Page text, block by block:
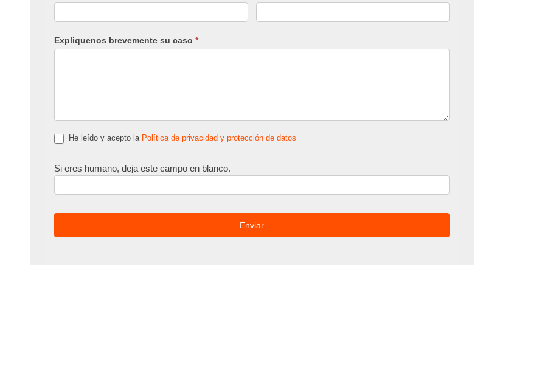
Expliquenos brevemente su caso *
He leído y acepto la Política de privacidad y protección de datos
Si eres humano, deja este campo en blanco.